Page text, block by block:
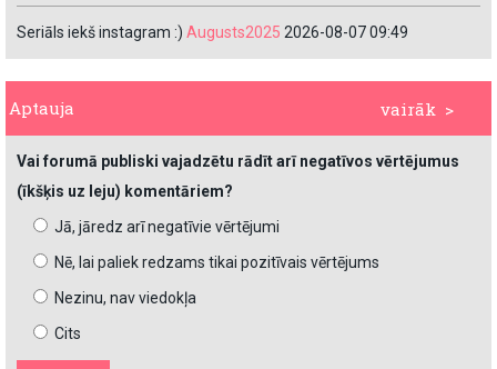
Seriāls iekš instagram :) Augusts2025 2026-08-07 09:49
vairāk >
Aptauja
Vai forumā publiski vajadzētu rādīt arī negatīvos vērtējumus
(īkšķis uz leju) komentāriem?
Jā, jāredz arī negatīvie vērtējumi
Nē, lai paliek redzams tikai pozitīvais vērtējums
Nezinu, nav viedokļa
Cits